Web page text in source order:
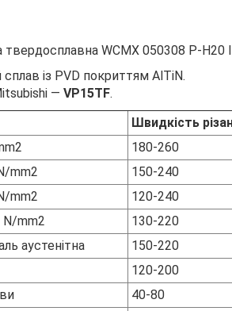
твердосплавна WCMX 050308 P-H20
із PVD покриттям AlTiN.
— VP15TF.
Швидкість
180-260
mm2
150-240
mm2
120-240
N/mm2
130-220
аустенітна
150-220
120-200
40-80